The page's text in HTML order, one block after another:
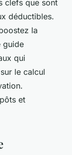
clefs que sont
déductibles.
la
guide
qui
le calcul
et